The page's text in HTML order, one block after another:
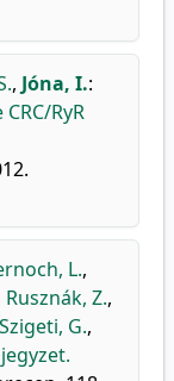
, Jóna, I.:
RyR
L.,
Rusznák, Z.,
Szigeti, G.,